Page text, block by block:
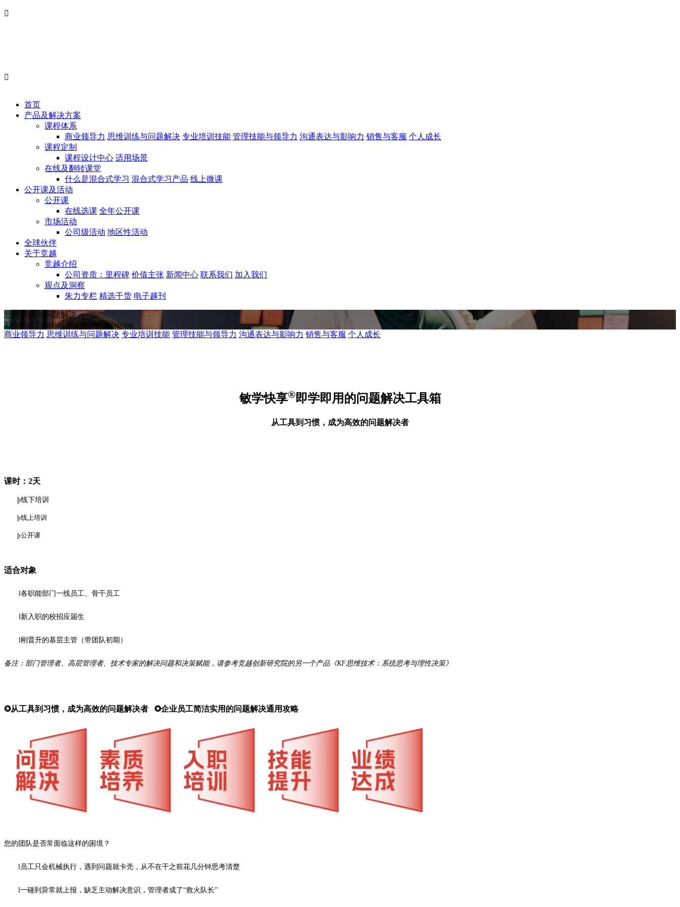


首页
产品及解决方案
课程体系
商业领导力 思维训练与问题解决 专业培训技能 管理技能与领导力 沟通表达与影响力 销售与客服 个人成长
课程定制
课程设计中心 适用场景
在线及翻转课堂
什么是混合式学习 混合式学习产品 线上微课
公开课及活动
公开课
在线选课 全年公开课
市场活动
公司级活动 地区性活动
全球伙伴
关于竞越
竞越介绍
公司资质：里程碑 价值主张 新闻中心 联系我们 加入我们
观点及洞察
朱力专栏 精选干货 电子越刊
思维训练与问题解决
Thinking Enabling and Problem Solving
商业领导力 思维训练与问题解决 专业培训技能 管理技能与领导力 沟通表达与影响力 销售与客服 个人成长
敏学快享®即学即用的问题解决工具箱
从工具到习惯，成为高效的问题解决者
课时：2天
þ线下培训
þ线上培训
þ公开课
适合对象
l各职能部门一线员工、骨干员工
l新入职的校招应届生
l刚晋升的基层主管（带团队初期）
备注：部门管理者、高层管理者、技术专家的解决问题和决策赋能，请参考竞越创新研究院的另一个产品《KF思维技术：系统思考与理性决策》
✪从工具到习惯，成为高效的问题解决者 ✪企业员工简洁实用的问题解决通用攻略
您的团队是否常面临这样的困境？
l员工只会机械执行，遇到问题就卡壳，从不在干之前花几分钟思考清楚
l一碰到异常就上报，缺乏主动解决意识，管理者成了“救火队长”